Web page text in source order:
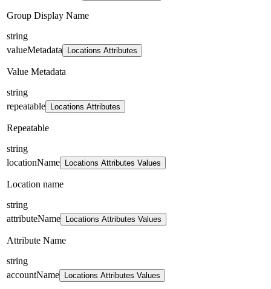
Group Display Name
string
valueMetadata
Locations Attributes
Value Metadata
string
repeatable
Locations Attributes
Repeatable
string
locationName
Locations Attributes Values
Location name
string
attributeName
Locations Attributes Values
Attribute Name
string
accountName
Locations Attributes Values